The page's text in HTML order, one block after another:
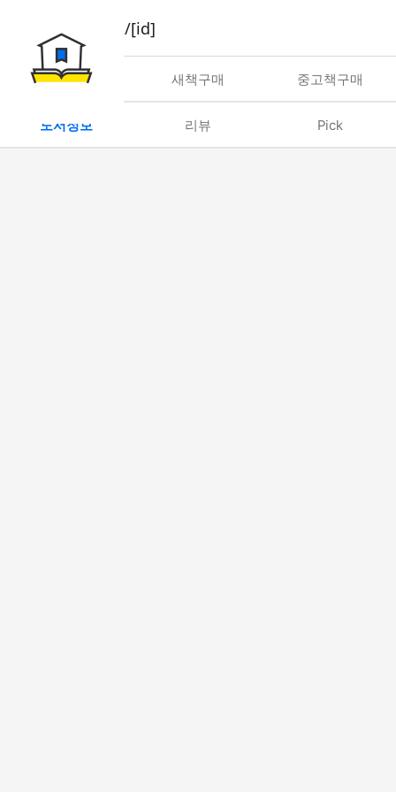
book/rent/[id]
대여 새책구매 중고책구매
도서정보 리뷰 Pick